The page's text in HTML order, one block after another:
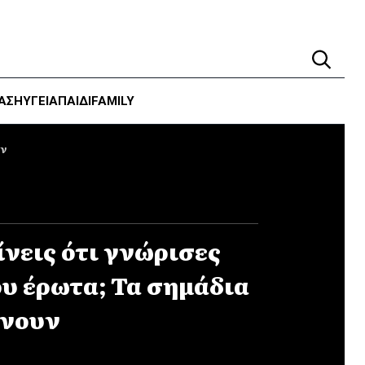
ΥΓΕΊΑΠΑΙΔΙFAMILY
ότι γνώρισες
έρωτα; Τα σημάδια